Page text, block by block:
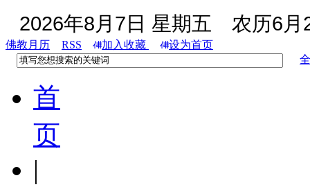
2026年8月7日 星期五 农历6月
佛教月历 RSS 加入收藏
设为首页
首
页
|